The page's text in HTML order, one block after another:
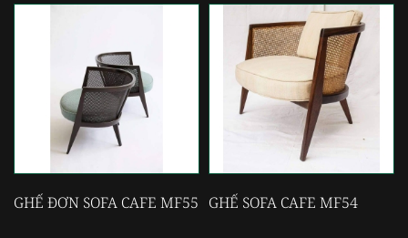
GHẾ ĐƠN SOFA CAFE MF55 GHẾ SOFA CAFE MF54